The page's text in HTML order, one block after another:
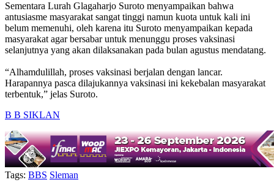
Sementara Lurah Glagaharjo Suroto menyampaikan bahwa
antusiasme masyarakat sangat tinggi namun kuota untuk kali ini
belum memenuhi, oleh karena itu Suroto menyampaikan kepada
masyarakat agar bersabar untuk menunggu proses vaksinasi
selanjutnya yang akan dilaksanakan pada bulan agustus mendatang.
“Alhamdulillah, proses vaksinasi berjalan dengan lancar.
Harapannya pasca dilajukannya vaksinasi ini kekebalan masyarakat
terbentuk,” jelas Suroto.
B B SIKLAN
Tags: BBS Sleman